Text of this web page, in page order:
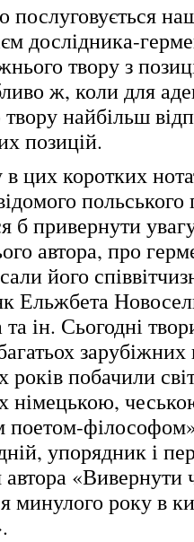
дослідника-
твору з
ж, коли для
твору найбільш
позицій.
цих коротких
б привернути
автора, про
його
Ельжбета
ін. Сьогодні
років побачили
німецькою,
упорядник і
«Вивернути
минулого року в